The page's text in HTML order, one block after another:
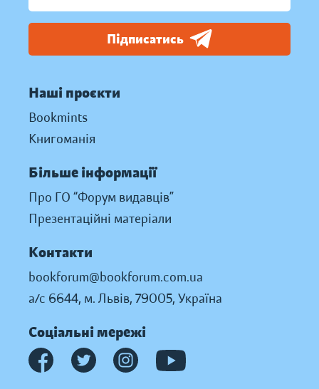
Підписатись
Наші проєкти
Bookmints
Книгоманія
Більше інформації
Про ГО “Форум видавців”
Презентаційні матеріали
Контакти
bookforum@bookforum.com.ua
а/с 6644, м. Львів, 79005, Україна
Соціальні мережі